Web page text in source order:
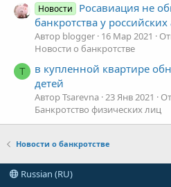
Новости
Росавиация не
банкротства у
Автор blogger 16 Мар 2021
Новости о банкротстве
T
в купленной квартире
детей
Автор Tsarevna 23 Янв 2021
Банкротство физических лиц
Новости о банкротстве
Russian (RU)